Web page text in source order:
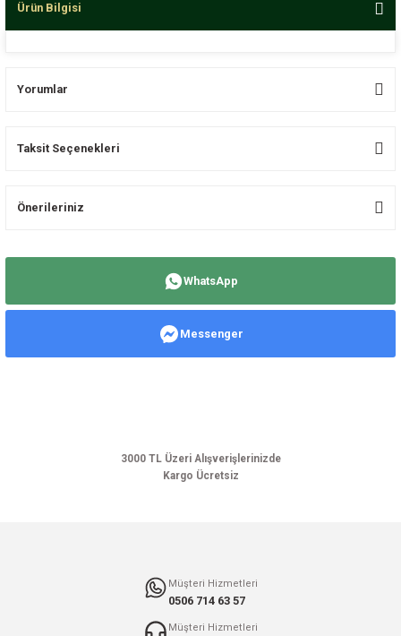
Ürün Bilgisi
Yorumlar
Taksit Seçenekleri
Önerileriniz
Ürün resmi kalitesiz, bozuk veya görüntülenemiyor.
WhatsApp
Messenger
3000 TL Üzeri Alışverişlerinizde
Kargo Ücretsiz
Müşteri Hizmetleri
0506 714 63 57
Müşteri Hizmetleri